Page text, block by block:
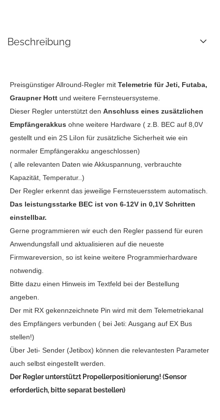
Beschreibung
Preisgünstiger Allround-Regler mit Telemetrie für Jeti, Futaba,
Graupner Hott und weitere Fernsteuersysteme.
Dieser Regler unterstützt den Anschluss eines zusätzlichen
Empfängerakkus ohne weitere Hardware ( z.B. BEC auf 8,0V
gestellt und ein 2S LiIon für zusätzliche Sicherheit wie ein
normaler Empfängerakku angeschlossen)
( alle relevanten Daten wie Akkuspannung, verbrauchte
Kapazität, Temperatur..)
Der Regler erkennt das jeweilige Fernsteuersstem automatisch.
Das leistungsstarke BEC ist von 6-12V in 0,1V Schritten
einstellbar.
Gerne programmieren wir euch den Regler passend für euren
Anwendungsfall und aktualisieren auf die neueste
Firmwareversion, so ist keine weitere Programmierhardware
notwendig.
Bitte dazu einen Hinweis im Textfeld bei der Bestellung
angeben.
Der mit RX gekennzeichnete Pin wird mit dem Telemetriekanal
des Empfängers verbunden ( bei Jeti: Ausgang auf EX Bus
stellen!)
Über Jeti- Sender (Jetibox) können die relevantesten Parameter
auch selbst eingestellt werden.
Der Regler unterstützt Propellerpositionierung! (Sensor
erforderlich, bitte separat bestellen)